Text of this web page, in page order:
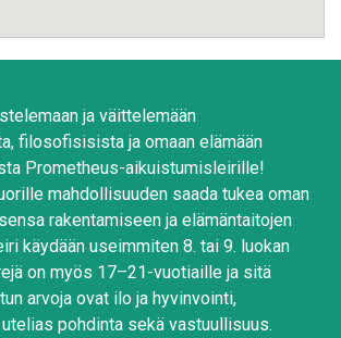
ja väittelemään
filosofisisista ja omaan elämään
Prometheus-aikuistumisleirille!
mahdollisuuden saada tukea oman
rakentamiseen ja elämäntaitojen
käydään useimmiten 8. tai 9. luokan
on myös 17–21-vuotiaille ja sitä
arvoja ovat ilo ja hyvinvointi,
pohdinta sekä vastuullisuus.